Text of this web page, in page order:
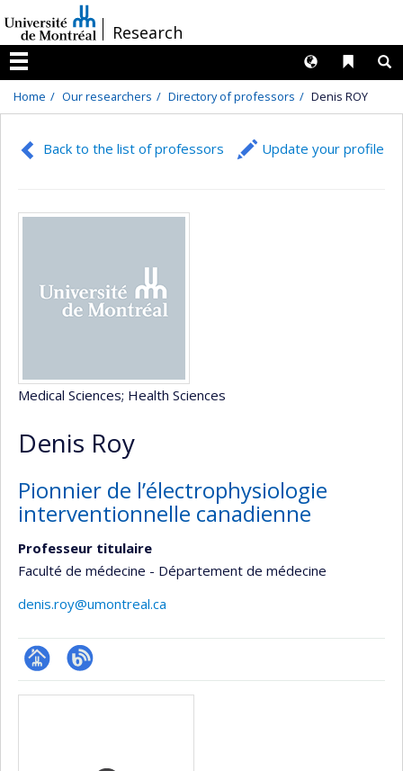
au
contenu
/Research
Menu
Liens
Langues
Home Our researchers Directory of professors Denis ROY
Back to the list of professors Update your profile
Medical Sciences; Health Sciences
Denis Roy
Pionnier de l’électrophysiologie
interventionnelle canadienne
Professeur titulaire
Faculté de médecine - Département de médecine
denis.roy@umontreal.ca
Page Blogue
Media